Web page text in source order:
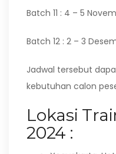
Batch 11 : 4 – 5
Batch 12 : 2 – 3
Jadwal tersebut
kebutuhan calon
Lokasi
2024 :